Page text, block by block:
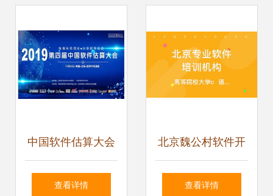
遇全解析
中国软件估算大会
AI技术在软件估算
查看详情
北京魏公村软件开
发培训指南 学校选
查看详情